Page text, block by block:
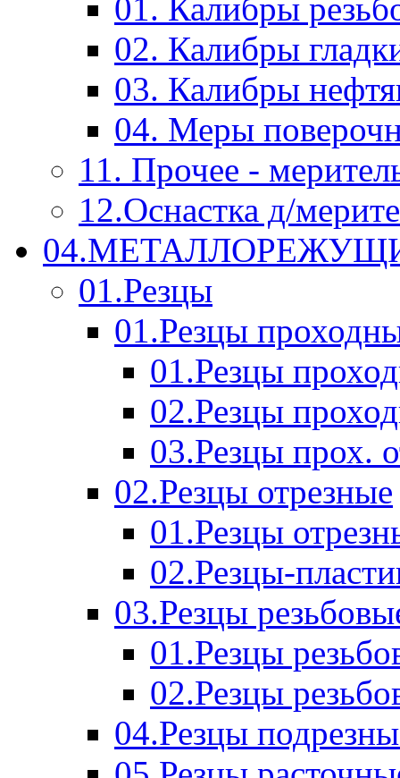
01. Калибры
02. Калибры
03. Калибры
04. Меры
11. Прочее -
12.Оснастка д/
01.Резцы
01.Резцы
01.Резцы
02.Резцы
03.Резцы прох.
02.Резцы отрезные
01.Резцы
02.Резцы-
03.Резцы
01.Резцы
02.Резцы
04.Резцы